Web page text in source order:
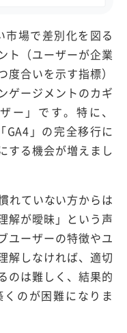
場で差別化を図る
ト（ユーザーが企業
合いを示す指標）
ゲージメントのカギ
ー」です。特に、
」の完全移行に
する機会が増えまし
れていない方からは
解が曖昧」という声
ユーザーの特徴やユ
解しなければ、適切
のは難しく、結果的
のが困難になりま